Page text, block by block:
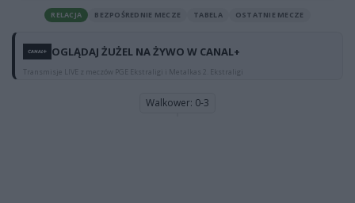
RELACJA BEZPOŚREDNIE MECZE TABELA OSTATNIE MECZE
OGLĄDAJ ŻUŻEL NA ŻYWO W CANAL+
Transmisje LIVE z meczów PGE Ekstraligi i Metalkas 2. Ekstraligi
Walkower: 0-3